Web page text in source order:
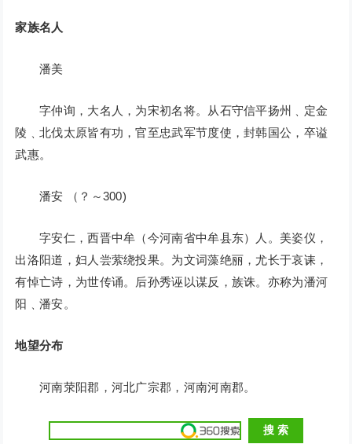
家族名人
潘美
字仲询，大名人，为宋初名将。从石守信平扬州﹑定金
陵﹑北伐太原皆有功，官至忠武军节度使，封韩国公，卒谥
武惠。
潘安 （？～300)
字安仁，西晋中牟（今河南省中牟县东）人。美姿仪，
出洛阳道，妇人尝萦绕投果。为文词藻绝丽，尤长于哀诔，
有悼亡诗，为世传诵。后孙秀诬以谋反，族诛。亦称为潘河
阳﹑潘安。
地望分布
河南荥阳郡，河北广宗郡，河南河南郡。